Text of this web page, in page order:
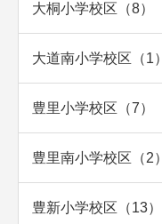
大桐小学校区（8）
大道南小学校区（1）
豊里小学校区（7）
豊里南小学校区（2）
豊新小学校区（13）